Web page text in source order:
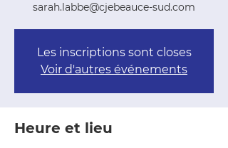
sarah.labbe@cjebeauce-sud.com
Les inscriptions sont closes
Voir d'autres événements
Heure et lieu